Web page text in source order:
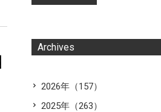
Archives
2026年（157）
2025年（263）